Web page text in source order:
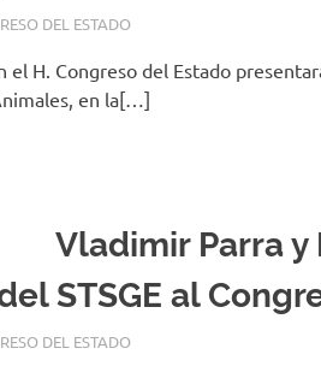
DEL ESTADO
el H. Congreso del Estado
en la[…]
Vladimir Parra
STSGE al
DEL ESTADO